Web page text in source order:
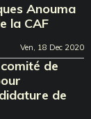
Anouma
la CAF
Ven, 18 Dec 2020
de
de